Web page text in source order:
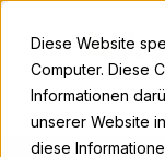
Diese Website
Computer. Diese
Informationen
unserer Website
diese